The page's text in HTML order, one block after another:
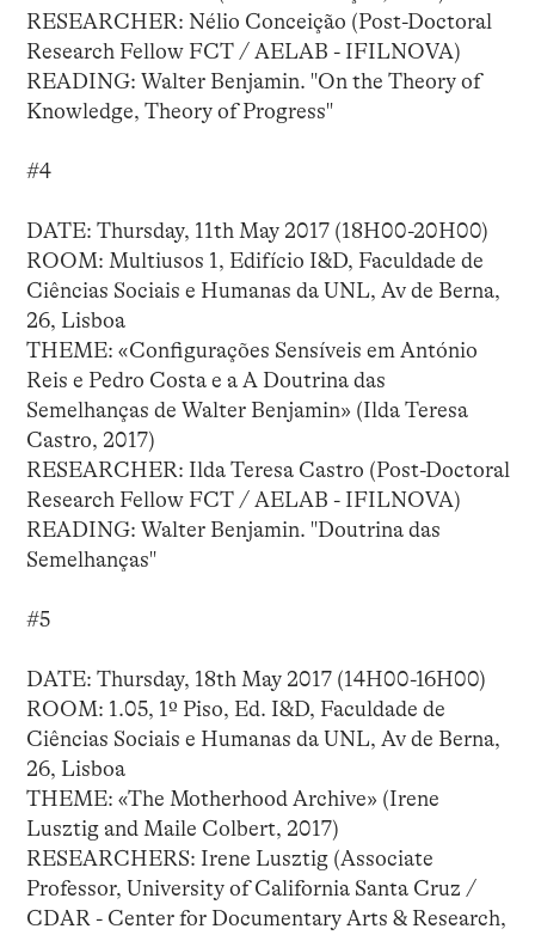
RESEARCHER: Nélio Conceição (Post-Doctoral
Research Fellow FCT / AELAB - IFILNOVA)
READING: Walter Benjamin. "On the Theory of
Knowledge, Theory of Progress"
#4
DATE: Thursday, 11th May 2017 (18H00-20H00)
ROOM: Multiusos 1, Edifício I&D, Faculdade de
Ciências Sociais e Humanas da UNL, Av de Berna,
26, Lisboa
THEME: «Configurações Sensíveis em António
Reis e Pedro Costa e a A Doutrina das
Semelhanças de Walter Benjamin» (Ilda Teresa
Castro, 2017)
RESEARCHER: Ilda Teresa Castro (Post-Doctoral
Research Fellow FCT / AELAB - IFILNOVA)
READING: Walter Benjamin. "Doutrina das
Semelhanças"
#5
DATE: Thursday, 18th May 2017 (14H00-16H00)
ROOM: 1.05, 1º Piso, Ed. I&D, Faculdade de
Ciências Sociais e Humanas da UNL, Av de Berna,
26, Lisboa
THEME: «The Motherhood Archive» (Irene
Lusztig and Maile Colbert, 2017)
RESEARCHERS: Irene Lusztig (Associate
Professor, University of California Santa Cruz /
CDAR - Center for Documentary Arts & Research,